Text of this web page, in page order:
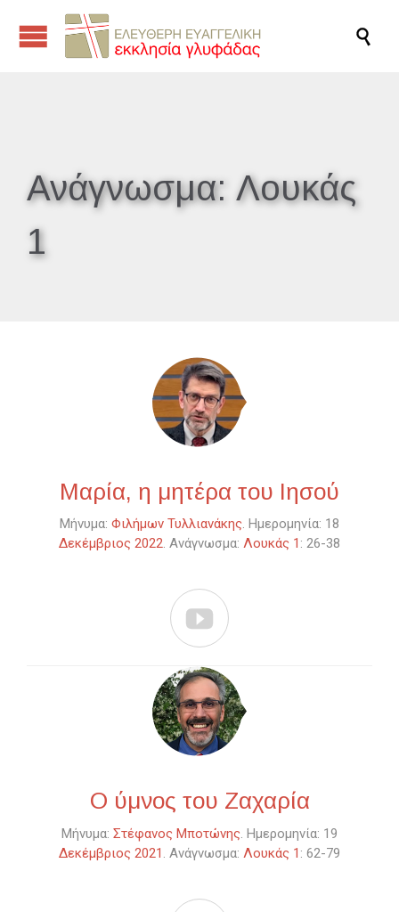

Ανάγνωσμα: Λουκάς
1
Μαρία, η μητέρα του Ιησού
Μήνυμα: Φιλήμων Τυλλιανάκης. Ημερομηνία: 18
Δεκέμβριος 2022. Ανάγνωσμα: Λουκάς 1 : 26-38

Ο ύμνος του Ζαχαρία
Μήνυμα: Στέφανος Μποτώνης. Ημερομηνία: 19
Δεκέμβριος 2021 . Ανάγνωσμα: Λουκάς 1 : 62-79